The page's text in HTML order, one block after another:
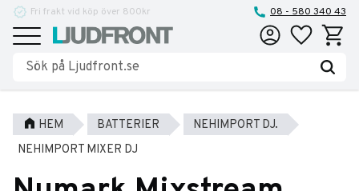
Meny
Reparationer och service 08 - 580 340 43
Favoriter
HEM BATTERIER
NEHIMPORT DJ.
NEHIMPORT MIXER DJ